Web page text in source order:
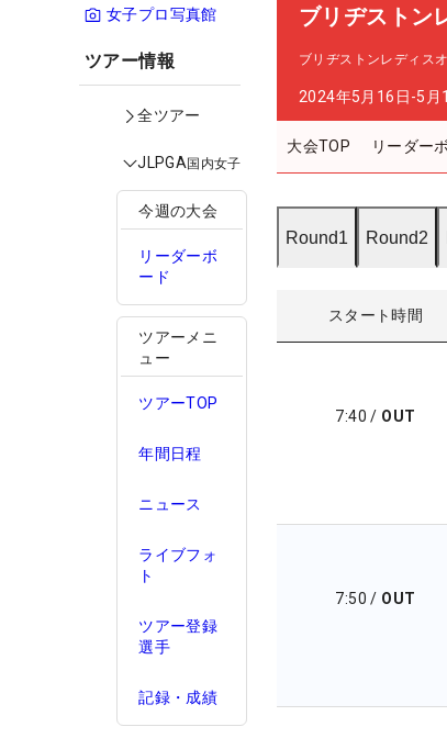
女子プロ写真館
ツアー情報
全ツアー
JLPGA国内女子
今週の大会
リーダーボ
ード
ツアーメニ
ュー
ツアーTOP
年間日程
ニュース
ライブフォ
ト
ツアー登録
選手
記録・成績
ブリヂストン
ブリヂストンレディス
2024年5月16日-5月
大会TOP リーダー
Round1 Round2
スタート時間
7:40 / OUT
7:50 / OUT